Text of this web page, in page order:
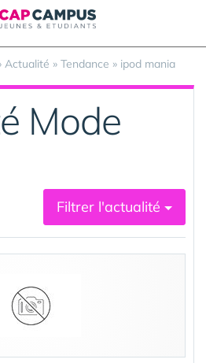
Actualité » Tendance » ipod mania
Mode
Filtrer l'actualité